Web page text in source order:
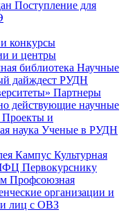
Поступление для
конкурсы
и центры
библиотека Научные
дайждест РУДН
Партнеры
действующие научные
Проекты и
наука Ученые в РУДН
Кампус Культурная
Первокурснику
Профсоюзная
организации и
и лиц с ОВЗ